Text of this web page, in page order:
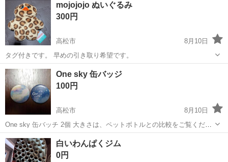
mojojojo ぬいぐるみ
300円
高松市
8月10日
タグ付きです。 早めの引き取り希望です。
香川 高松市 おもちゃ
One sky 缶バッジ
100円
高松市
8月10日
One sky 缶バッチ 2個 大きさは、ペットボトルとの比較をご覧くださ
い。 ワンポイントにいかがでしょうか♪ #缶バッチ #バッチ
香川 高松市 その他 One
白いわんぱくジム
0円